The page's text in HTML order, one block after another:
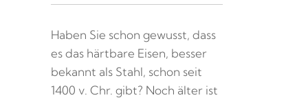
Haben Sie schon gewusst, dass
es das härtbare Eisen, besser
bekannt als Stahl, schon seit
1400 v. Chr. gibt? Noch älter ist